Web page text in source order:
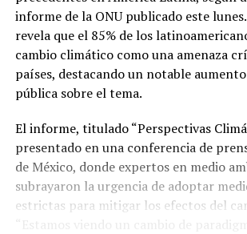
informe de la ONU publicado este
revela que el 85% de los
cambio climático como una amenaza
países, destacando un notable
pública sobre el tema.
El informe, titulado “Perspectivas
presentado en una conferencia de
de México, donde expertos en medio
subrayaron la urgencia de adoptar
estrictas para mitigar los efectos del